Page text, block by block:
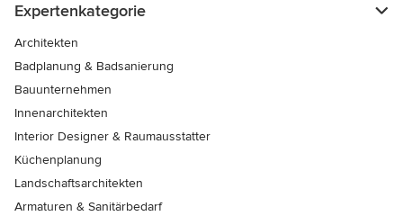
Expertenkategorie
Architekten
Badplanung & Badsanierung
Bauunternehmen
Innenarchitekten
Interior Designer & Raumausstatter
Küchenplanung
Landschaftsarchitekten
Armaturen & Sanitärbedarf